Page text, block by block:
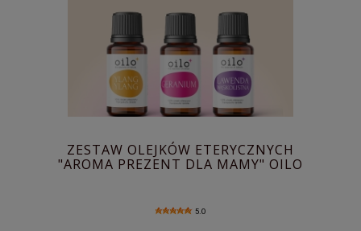
ZESTAW OLEJKÓW ETERYCZNYCH
"AROMA PREZENT DLA MAMY" OILO
5.0